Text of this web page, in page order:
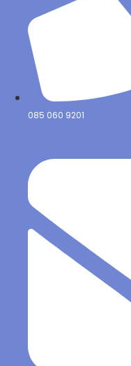
085 060 9201